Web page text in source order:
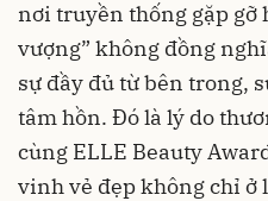
nơi truyền thống gặp
vượng” không đồng
sự đầy đủ từ bên trong,
tâm hồn. Đó là lý do
cùng ELLE Beauty
vinh vẻ đẹp không chỉ ở